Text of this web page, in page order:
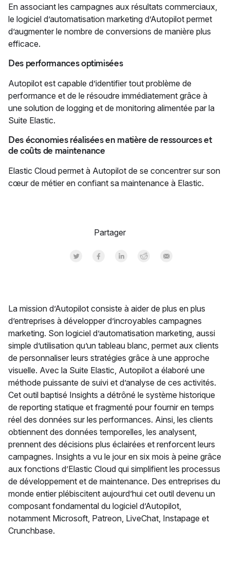
En associant les campagnes aux résultats commerciaux,
le logiciel d’automatisation marketing d’Autopilot permet
d’augmenter le nombre de conversions de manière plus
efficace.
Des performances optimisées
Autopilot est capable d’identifier tout problème de
performance et de le résoudre immédiatement grâce à
une solution de logging et de monitoring alimentée par la
Suite Elastic.
Des économies réalisées en matière de ressources et
de coûts de maintenance
Elastic Cloud permet à Autopilot de se concentrer sur son
cœur de métier en confiant sa maintenance à Elastic.
Partager
Share on Twitter
Share on Facebook
Share on LinkedInr
Share on Reddit
Share by Email
La mission d’Autopilot consiste à aider de plus en plus
d’entreprises à développer d’incroyables campagnes
marketing. Son logiciel d’automatisation marketing, aussi
simple d’utilisation qu’un tableau blanc, permet aux clients
de personnaliser leurs stratégies grâce à une approche
visuelle. Avec la Suite Elastic, Autopilot a élaboré une
méthode puissante de suivi et d’analyse de ces activités.
Cet outil baptisé Insights a détrôné le système historique
de reporting statique et fragmenté pour fournir en temps
réel des données sur les performances. Ainsi, les clients
obtiennent des données temporelles, les analysent,
prennent des décisions plus éclairées et renforcent leurs
campagnes. Insights a vu le jour en six mois à peine grâce
aux fonctions d’Elastic Cloud qui simplifient les processus
de développement et de maintenance. Des entreprises du
monde entier plébiscitent aujourd’hui cet outil devenu un
composant fondamental du logiciel d’Autopilot,
notamment Microsoft, Patreon, LiveChat, Instapage et
Crunchbase.